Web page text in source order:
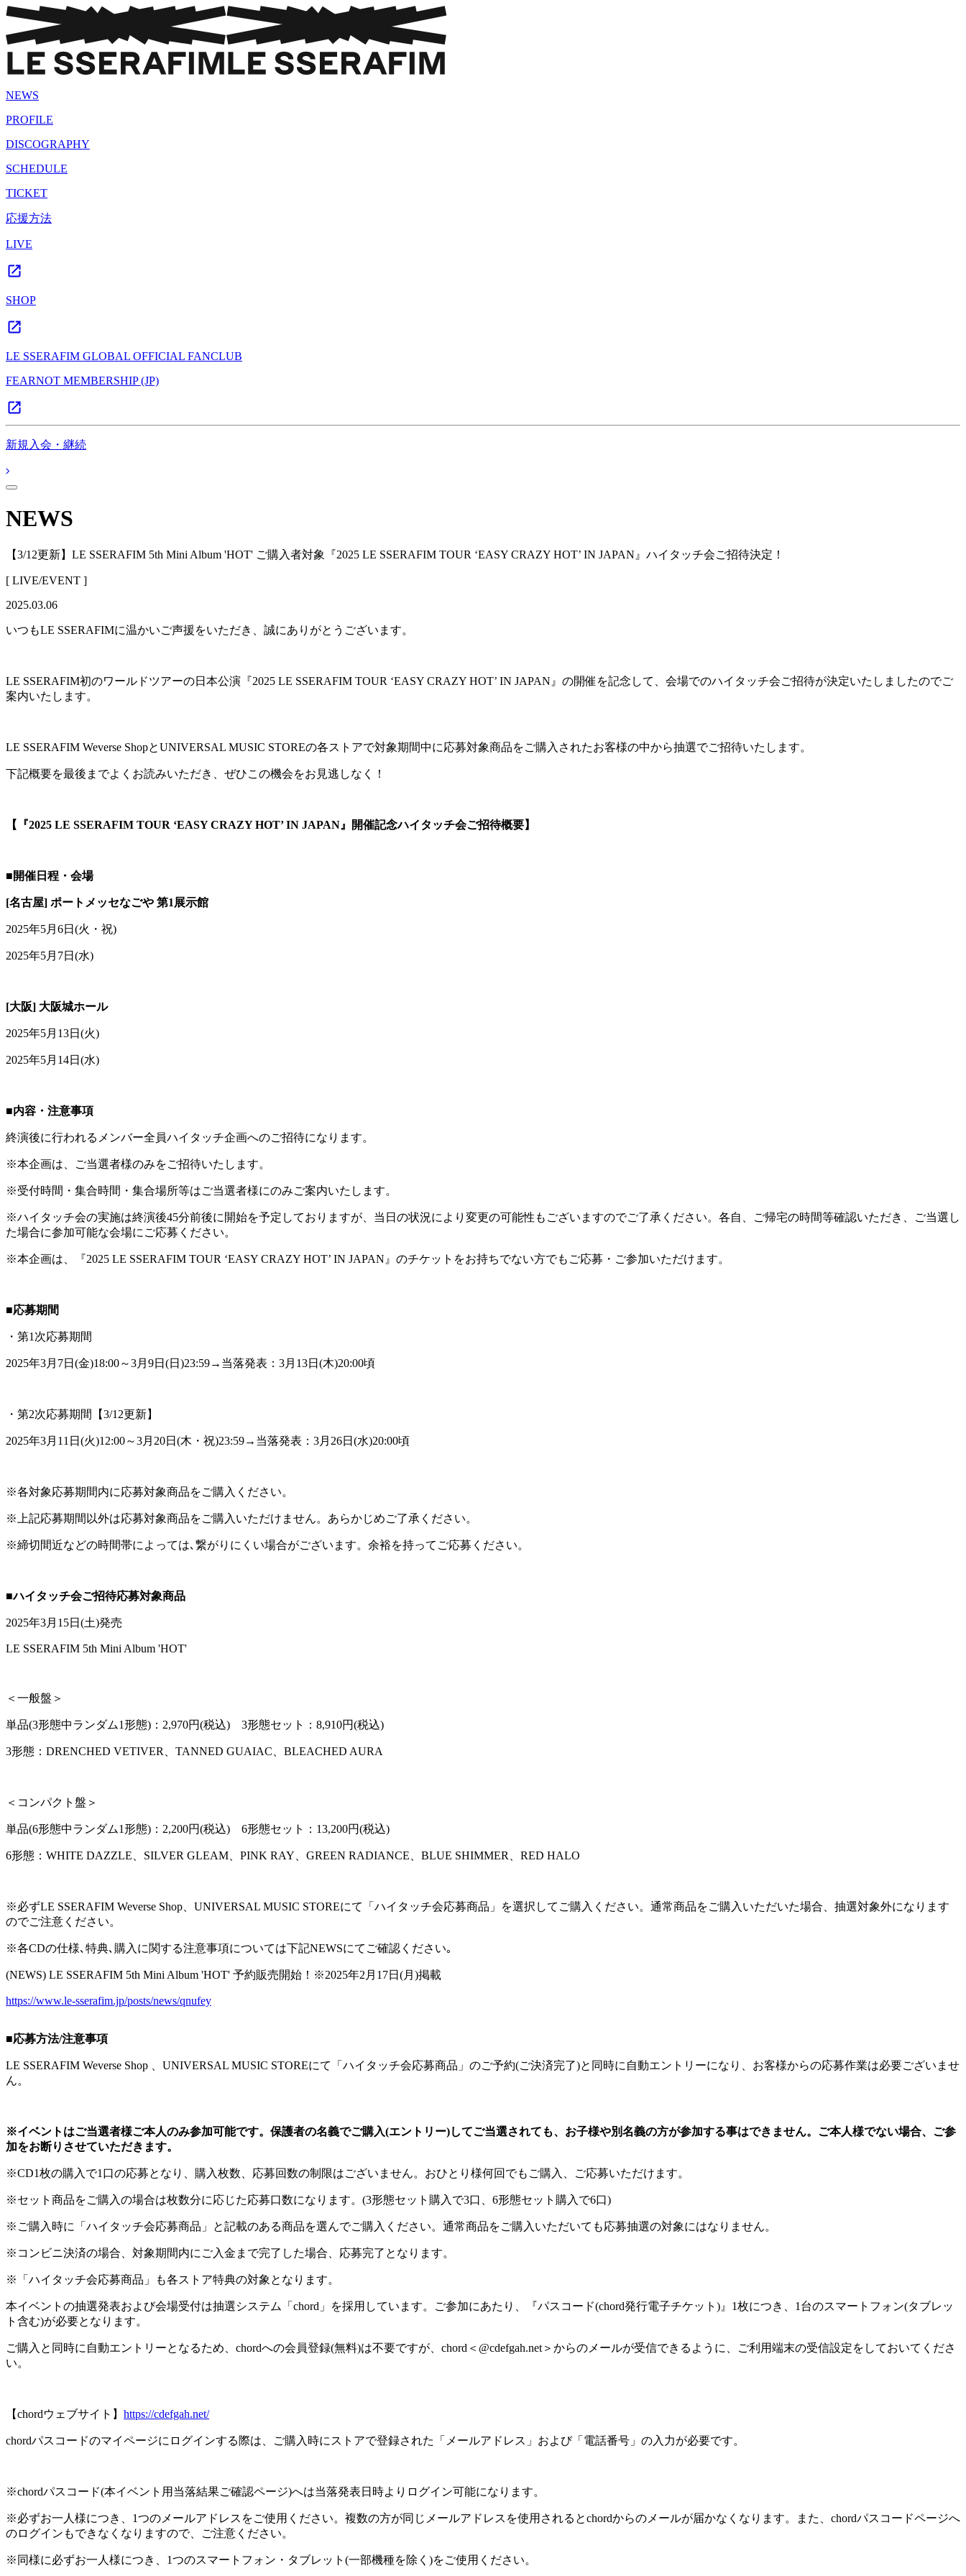
NEWS
PROFILE
DISCOGRAPHY
SCHEDULE
TICKET
応援方法
LIVE
SHOP
LE SSERAFIM GLOBAL OFFICIAL FANCLUB
FEARNOT MEMBERSHIP (JP)
新規入会・継続
NEWS
【3/12更新】LE SSERAFIM 5th Mini Album 'HOT' ご購入者対象『2025 LE SSERAFIM TOUR ‘EASY CRAZY HOT’ IN JAPAN』ハイタッチ会ご招待決定！
[ LIVE/EVENT ]
2025.03.06
いつもLE SSERAFIMに温かいご声援をいただき、誠にありがとうございます。
LE SSERAFIM初のワールドツアーの日本公演『2025 LE SSERAFIM TOUR ‘EASY CRAZY HOT’ IN JAPAN』の開催を記念して、会場でのハイタッチ会ご招待が決定いたしましたのでご
案内いたします。
LE SSERAFIM Weverse ShopとUNIVERSAL MUSIC STOREの各ストアで対象期間中に応募対象商品をご購入されたお客様の中から抽選でご招待いたします。
下記概要を最後までよくお読みいただき、ぜひこの機会をお見逃しなく！
【『2025 LE SSERAFIM TOUR ‘EASY CRAZY HOT’ IN JAPAN』開催記念ハイタッチ会ご招待概要】
■開催日程・会場
[名古屋] ポートメッセなごや 第1展示館
2025年5月6日(火・祝)
2025年5月7日(水)
[大阪] 大阪城ホール
2025年5月13日(火)
2025年5月14日(水)
■内容・注意事項
終演後に行われるメンバー全員ハイタッチ企画へのご招待になります。
※本企画は、ご当選者様のみをご招待いたします。
※受付時間・集合時間・集合場所等はご当選者様にのみご案内いたします。
※ハイタッチ会の実施は終演後45分前後に開始を予定しておりますが、当日の状況により変更の可能性もございますのでご了承ください。各自、ご帰宅の時間等確認いただき、ご当選し
た場合に参加可能な会場にご応募ください。
※本企画は、『2025 LE SSERAFIM TOUR ‘EASY CRAZY HOT’ IN JAPAN』のチケットをお持ちでない方でもご応募・ご参加いただけます。
■応募期間
・第1次応募期間
2025年3月7日(金)18:00～3月9日(日)23:59→当落発表：3月13日(木)20:00頃
・第2次応募期間【3/12更新】
2025年3月11日(火)12:00～3月20日(木・祝)23:59→当落発表：3月26日(水)20:00頃
※各対象応募期間内に応募対象商品をご購入ください。
※上記応募期間以外は応募対象商品をご購入いただけません。あらかじめご了承ください。
※締切間近などの時間帯によっては､繋がりにくい場合がございます。余裕を持ってご応募ください。
■ハイタッチ会ご招待応募対象商品
2025年3月15日(土)発売
LE SSERAFIM 5th Mini Album 'HOT'
＜一般盤＞
単品(3形態中ランダム1形態)：2,970円(税込) 3形態セット：8,910円(税込)
3形態：DRENCHED VETIVER、TANNED GUAIAC、BLEACHED AURA
＜コンパクト盤＞
単品(6形態中ランダム1形態)：2,200円(税込) 6形態セット：13,200円(税込)
6形態：WHITE DAZZLE、SILVER GLEAM、PINK RAY、GREEN RADIANCE、BLUE SHIMMER、RED HALO
※必ずLE SSERAFIM Weverse Shop、UNIVERSAL MUSIC STOREにて「ハイタッチ会応募商品」を選択してご購入ください。通常商品をご購入いただいた場合、抽選対象外になります
のでご注意ください。
※各CDの仕様､特典､購入に関する注意事項については下記NEWSにてご確認ください｡
(NEWS) LE SSERAFIM 5th Mini Album 'HOT' 予約販売開始！※2025年2月17日(月)掲載
https://www.le-sserafim.jp/posts/news/qnufey
■応募方法/注意事項
LE SSERAFIM Weverse Shop 、UNIVERSAL MUSIC STOREにて「ハイタッチ会応募商品」のご予約(ご決済完了)と同時に自動エントリーになり、お客様からの応募作業は必要ございませ
ん。
※イベントはご当選者様ご本人のみ参加可能です。保護者の名義でご購入(エントリー)してご当選されても、お子様や別名義の方が参加する事はできません。ご本人様でない場合、ご参
加をお断りさせていただきます。
※CD1枚の購入で1口の応募となり、購入枚数、応募回数の制限はございません。おひとり様何回でもご購入、ご応募いただけます。
※セット商品をご購入の場合は枚数分に応じた応募口数になります。(3形態セット購入で3口、6形態セット購入で6口)
※ご購入時に「ハイタッチ会応募商品」と記載のある商品を選んでご購入ください。通常商品をご購入いただいても応募抽選の対象にはなりません。
※コンビニ決済の場合、対象期間内にご入金まで完了した場合、応募完了となります。
※「ハイタッチ会応募商品」も各ストア特典の対象となります。
本イベントの抽選発表および会場受付は抽選システム「chord」を採用しています。ご参加にあたり、『パスコード(chord発行電子チケット)』1枚につき、1台のスマートフォン(タブレッ
ト含む)が必要となります。
ご購入と同時に自動エントリーとなるため、chordへの会員登録(無料)は不要ですが、chord＜@cdefgah.net＞からのメールが受信できるように、ご利用端末の受信設定をしておいてくださ
い。
【chordウェブサイト】 https://cdefgah.net/
chordパスコードのマイページにログインする際は、ご購入時にストアで登録された「メールアドレス」および「電話番号」の入力が必要です。
※chordパスコード(本イベント用当落結果ご確認ページ)へは当落発表日時よりログイン可能になります。
※必ずお一人様につき、1つのメールアドレスをご使用ください。複数の方が同じメールアドレスを使用されるとchordからのメールが届かなくなります。また、chordパスコードページへ
のログインもできなくなりますので、ご注意ください。
※同様に必ずお一人様につき、1つのスマートフォン・タブレット(一部機種を除く)をご使用ください。